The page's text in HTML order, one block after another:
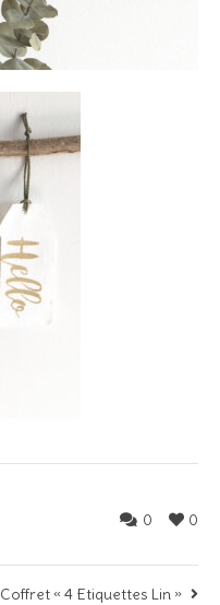
0
0
Coffret « 4 Etiquettes Lin »